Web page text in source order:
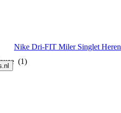
(1)
Nike Dri-FIT Miler Singlet Heren